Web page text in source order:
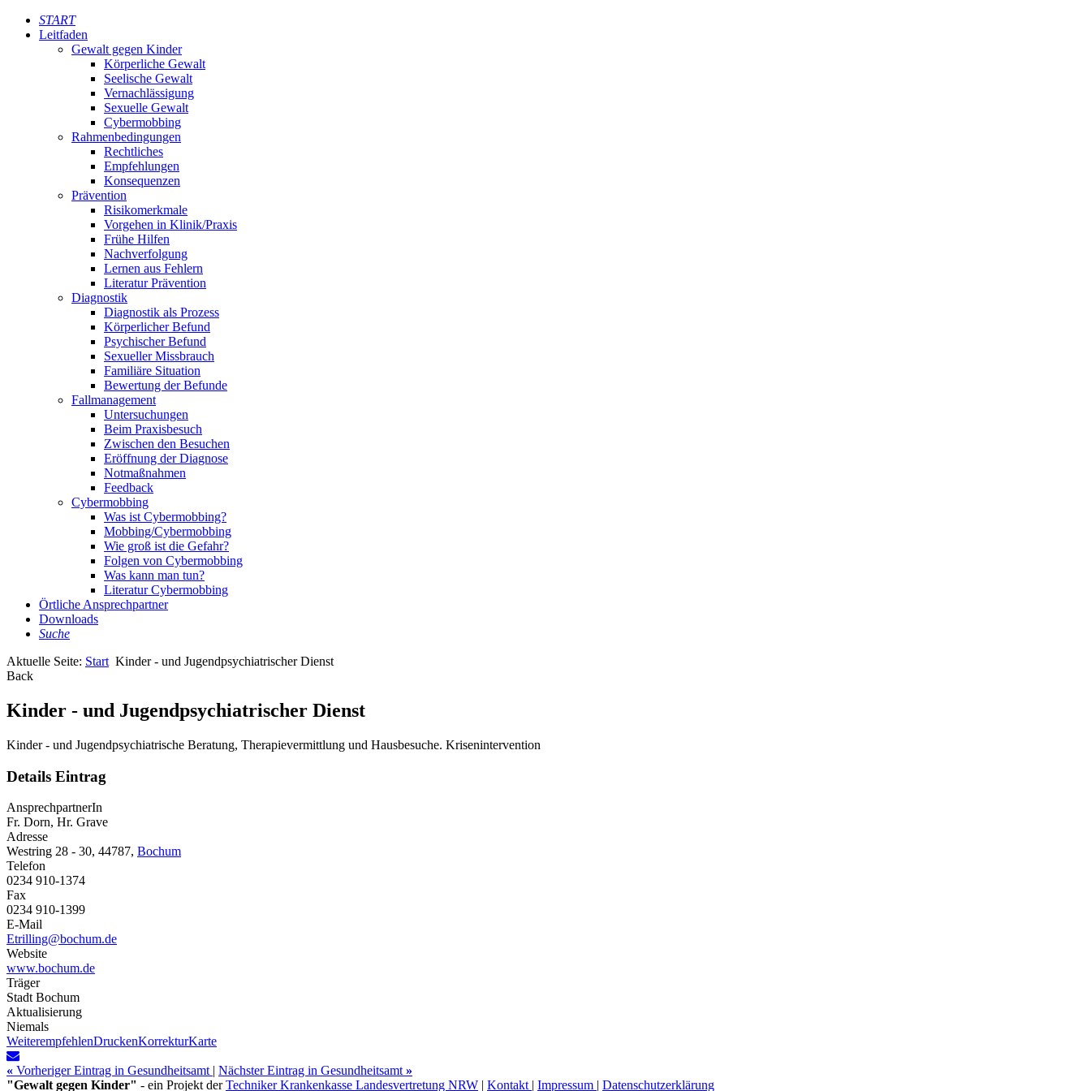
START
Leitfaden
Gewalt gegen Kinder
Körperliche Gewalt
Seelische Gewalt
Vernachlässigung
Sexuelle Gewalt
Cybermobbing
Rahmenbedingungen
Rechtliches
Empfehlungen
Konsequenzen
Prävention
Risikomerkmale
Vorgehen in Klinik/Praxis
Frühe Hilfen
Nachverfolgung
Lernen aus Fehlern
Literatur Prävention
Diagnostik
Diagnostik als Prozess
Körperlicher Befund
Psychischer Befund
Sexueller Missbrauch
Familiäre Situation
Bewertung der Befunde
Fallmanagement
Untersuchungen
Beim Praxisbesuch
Zwischen den Besuchen
Eröffnung der Diagnose
Notmaßnahmen
Feedback
Cybermobbing
Was ist Cybermobbing?
Mobbing/Cybermobbing
Wie groß ist die Gefahr?
Folgen von Cybermobbing
Was kann man tun?
Literatur Cybermobbing
Örtliche Ansprechpartner
Downloads
Suche
Aktuelle Seite: Start Kinder - und Jugendpsychiatrischer Dienst
Back
Kinder - und Jugendpsychiatrischer Dienst
Kinder - und Jugendpsychiatrische Beratung, Therapievermittlung und Hausbesuche. Krisenintervention
Details Eintrag
AnsprechpartnerIn
Fr. Dorn, Hr. Grave
Adresse
Westring 28 - 30, 44787, Bochum
Telefon
0234 910-1374
Fax
0234 910-1399
E-Mail
Etrilling@bochum.de
Website
www.bochum.de
Träger
Stadt Bochum
Aktualisierung
Niemals
WeiterempfehlenDruckenKorrekturKarte
« Vorheriger Eintrag in Gesundheitsamt | Nächster Eintrag in Gesundheitsamt »
"Gewalt gegen Kinder" - ein Projekt derTechniker Krankenkasse Landesvertretung NRW | Kontakt | Impressum | Datenschutzerklärung